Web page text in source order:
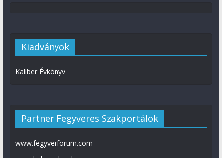
Kiadványok
Kaliber Évkönyv
Partner Fegyveres Szakportálok
www.fegyverforum.com